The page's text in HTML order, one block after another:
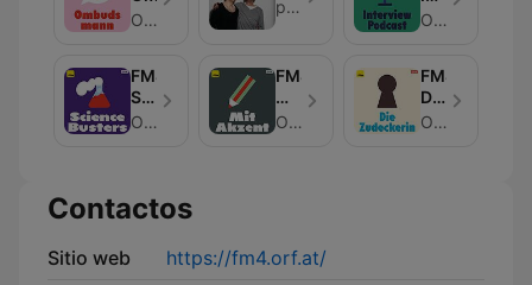
ORF Radio FM4
projektX
Podcast
ORF Radio FM4
FM4
Science
Busters
ORF Radio FM4
FM4
Mit
Akzent
ORF Radio FM4
FM4
Die
Zudeckerin
ORF Radio FM4
Contactos
Sitio web
https://fm4.orf.at/